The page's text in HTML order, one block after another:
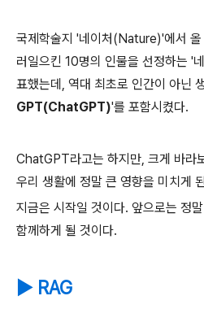
국제학술지 '네이처(Nature)'에서 올
러일으킨 10명의 인물을 선정하는
표했는데, 역대 최초로 인간이 아닌
GPT(ChatGPT)'를 포함시켰다.
ChatGPT라고는 하지만, 크게 바라
우리 생활에 정말 큰 영향을 미치게
지금은 시작일 것이다. 앞으로는 정
함께하게 될 것이다.
▶ RAG